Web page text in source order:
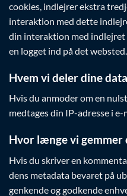
cookies, indlejrer ekstra
interaktion med dette
din interaktion med indlejret
en logget ind på det websted.
Hvem vi deler dine
Hvis du anmoder om en
medtages din IP-adresse i
Hvor længe vi gemmer
Hvis du skriver en
dens metadata bevaret på
genkende og godkende